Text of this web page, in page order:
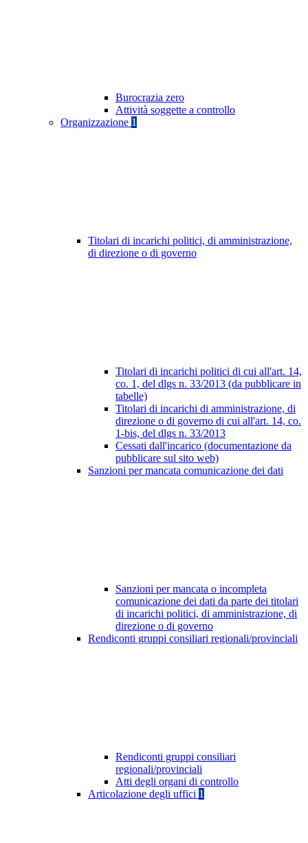
Burocrazia zero
Attività soggette a controllo
Organizzazione 1
Titolari di incarichi politici, di amministrazione,
di direzione o di governo
Titolari di incarichi politici di cui all'art. 14,
co. 1, del dlgs n. 33/2013 (da pubblicare in
tabelle)
Titolari di incarichi di amministrazione, di
direzione o di governo di cui all'art. 14, co.
1-bis, del dlgs n. 33/2013
Cessati dall'incarico (documentazione da
pubblicare sul sito web)
Sanzioni per mancata comunicazione dei dati
Sanzioni per mancata o incompleta
comunicazione dei dati da parte dei titolari
di incarichi politici, di amministrazione, di
direzione o di governo
Rendiconti gruppi consiliari regionali/provinciali
Rendiconti gruppi consiliari
regionali/provinciali
Atti degli organi di controllo
Articolazione degli uffici 1